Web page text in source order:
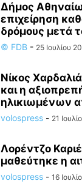
Δήμος
επιχείρηση
δρόμους μετά
© FDB - 25 Ιουλίου
Νίκος
και η
ηλικιωμένων
volospress - 21
Λορέντζο
μαθεύτηκε η
volospress - 16